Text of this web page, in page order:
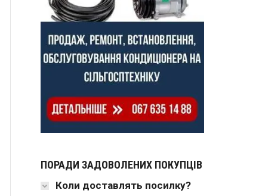
ПОРАДИ ЗАДОВОЛЕНИХ ПОКУПЦІВ
Коли доставлять посилку?